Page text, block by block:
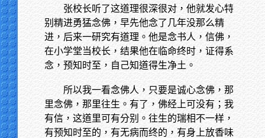
张校长听了这道理很深很对，他就发心特
别精进勇猛念佛，早先他念了几年没那么精
进，后来一研究有道理。他是念书人，信佛，
在小学堂当校长，结果他在临命终时，证得系
念，预知时至，自己知道得生净土。
所以我一看念佛人，只要是诚心念佛，那
里念佛，那里往生。有了，佛经上可没有；我
有信，这道里可有分别。往生的瑞相不一样，
有预知时至的，有无病而终的，有身上放香味